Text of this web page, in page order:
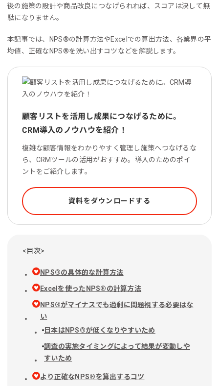
後の施策の設計や商品改良につなげられれば、スコアは決して無
駄になりません。
本記事では、NPS®︎の計算方法やExcelでの算出方法、各業界の平
均値、正確なNPS®︎を洗い出すコツなどを解説します。
顧客リストを活用し成果につなげるために。
CRM導入のノウハウを紹介！
複雑な顧客情報をわかりやすく管理し施策へつなげるな
ら、CRMツールの活用がおすすめ。導入のためのポイ
ントをご紹介します。
資料をダウンロードする
<目次>
NPS®︎の具体的な計算方法
Excelを使ったNPS®の計算方法
NPS®︎がマイナスでも過剰に問題視する必要はな
い
日本はNPS®︎が低くなりやすいため
調査の実施タイミングによって結果が変動しや
すいため
より正確なNPS®︎を算出するコツ